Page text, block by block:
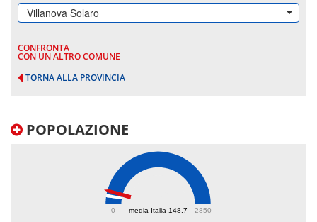
Villanova Solaro
CONFRONTA
CON UN ALTRO COMUNE
TORNA ALLA PROVINCIA
POPOLAZIONE
media Italia 148.7
0 2850